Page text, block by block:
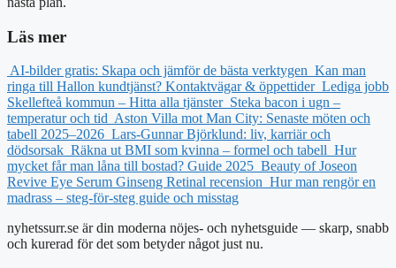
Läs mer
AI-bilder gratis: Skapa och jämför de bästa verktygen Kan man
ringa till Hallon kundtjänst? Kontaktvägar & öppettider Lediga jobb
Skellefteå kommun – Hitta alla tjänster Steka bacon i ugn –
temperatur och tid Aston Villa mot Man City: Senaste möten och
tabell 2025–2026 Lars-Gunnar Björklund: liv, karriär och
dödsorsak Räkna ut BMI som kvinna – formel och tabell Hur
mycket får man låna till bostad? Guide 2025 Beauty of Joseon
Revive Eye Serum Ginseng Retinal recension Hur man rengör en
madrass – steg-för-steg guide och misstag
nyhetssurr.se är din moderna nöjes- och nyhetsguide — skarp, snabb
och kurerad för det som betyder något just nu.